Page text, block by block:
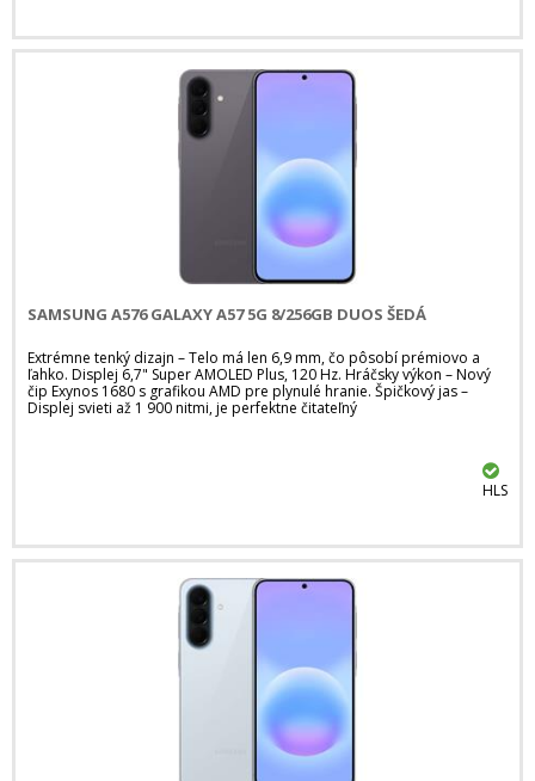
SAMSUNG A576 GALAXY A57 5G 8/256GB DUOS ŠEDÁ
Extrémne tenký dizajn – Telo má len 6,9 mm, čo pôsobí prémiovo a
ľahko. Displej 6,7" Super AMOLED Plus, 120 Hz. Hráčsky výkon – Nový
čip Exynos 1680 s grafikou AMD pre plynulé hranie. Špičkový jas –
Displej svieti až 1 900 nitmi, je perfektne čitateľný
HLS